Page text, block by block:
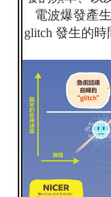
電波爆發產
glitch 發生的時